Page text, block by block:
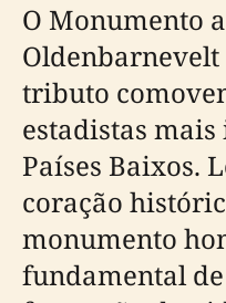
O Monumento
tributo
estadistas
Países Baixos.
coração
monumento
fundamental